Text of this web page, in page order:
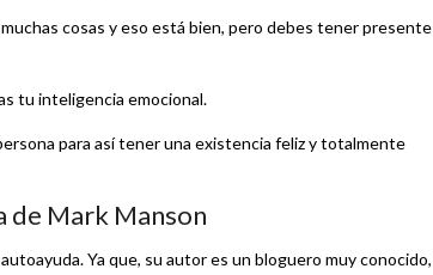
cosas y eso está bien, pero debes tener presente
tu inteligencia emocional.
para así tener una existencia feliz y totalmente
de Mark Manson
Ya que, su autor es un bloguero muy conocido,